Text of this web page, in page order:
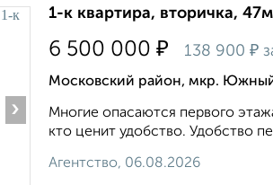
›
1-к квартира, вторичка,
6 500 000 ₽ 138 900 ₽
Московский район, мкр.
Многие опасаются первого
кто ценит удобство. Удобство
Агентство, 06.08.2026